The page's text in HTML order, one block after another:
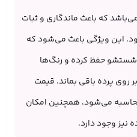
که باعث ماندگاری و ثبات
این ویژگی باعث می‌شود که
و شستشو حفظ کرده و رنگ‌ها
روی پرده باقی بماند. قیمت
می‌شود، همچنین امکان
نیز وجود دارد.